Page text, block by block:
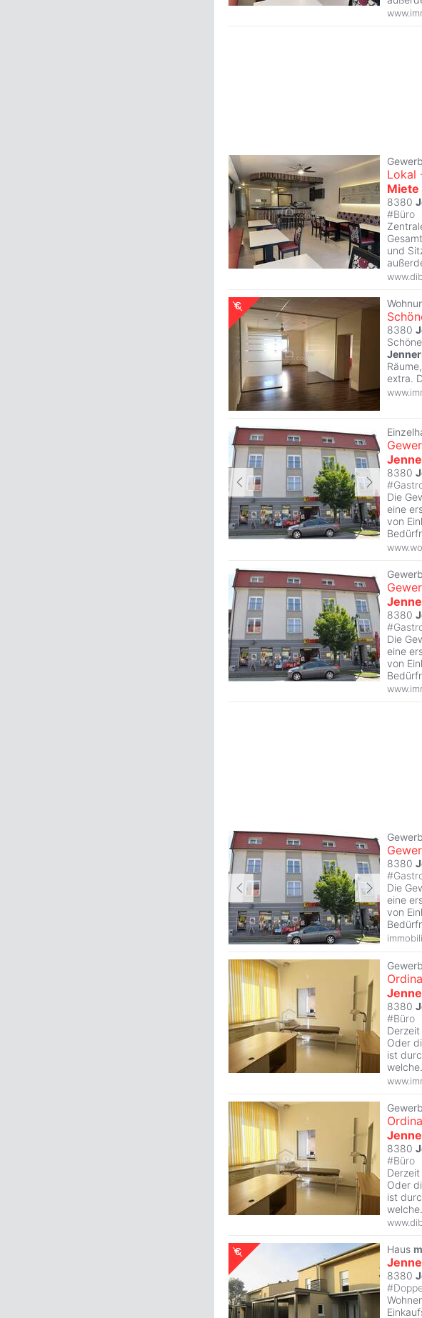
Lokal
Miete
8380
#Büro
und
8380
extra.
8380
#
Die
eine
von
8380
#
Die
eine
von
8380
#
Die
eine
von
8380
#Büro
Oder
ist
welche
8380
#Büro
Oder
ist
welche
Haus
8380
#